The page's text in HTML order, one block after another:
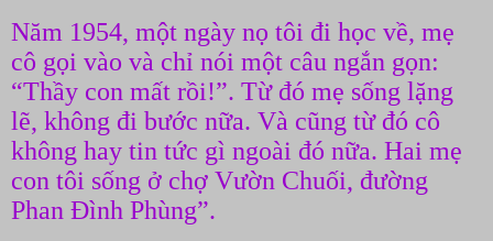
Năm 1954, một ngày nọ tôi đi học về, mẹ
cô gọi vào và chỉ nói một câu ngắn gọn:
“Thầy con mất rồi!”. Từ đó mẹ sống lặng
lẽ, không đi bước nữa. Và cũng từ đó cô
không hay tin tức gì ngoài đó nữa. Hai mẹ
con tôi sống ở chợ Vườn Chuối, đường
Phan Đình Phùng”.